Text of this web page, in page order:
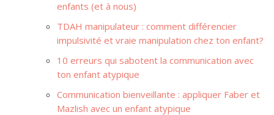
enfants (et à nous)
TDAH manipulateur : comment différencier
impulsivité et vraie manipulation chez ton enfant?
10 erreurs qui sabotent la communication avec
ton enfant atypique
Communication bienveillante : appliquer Faber et
Mazlish avec un enfant atypique